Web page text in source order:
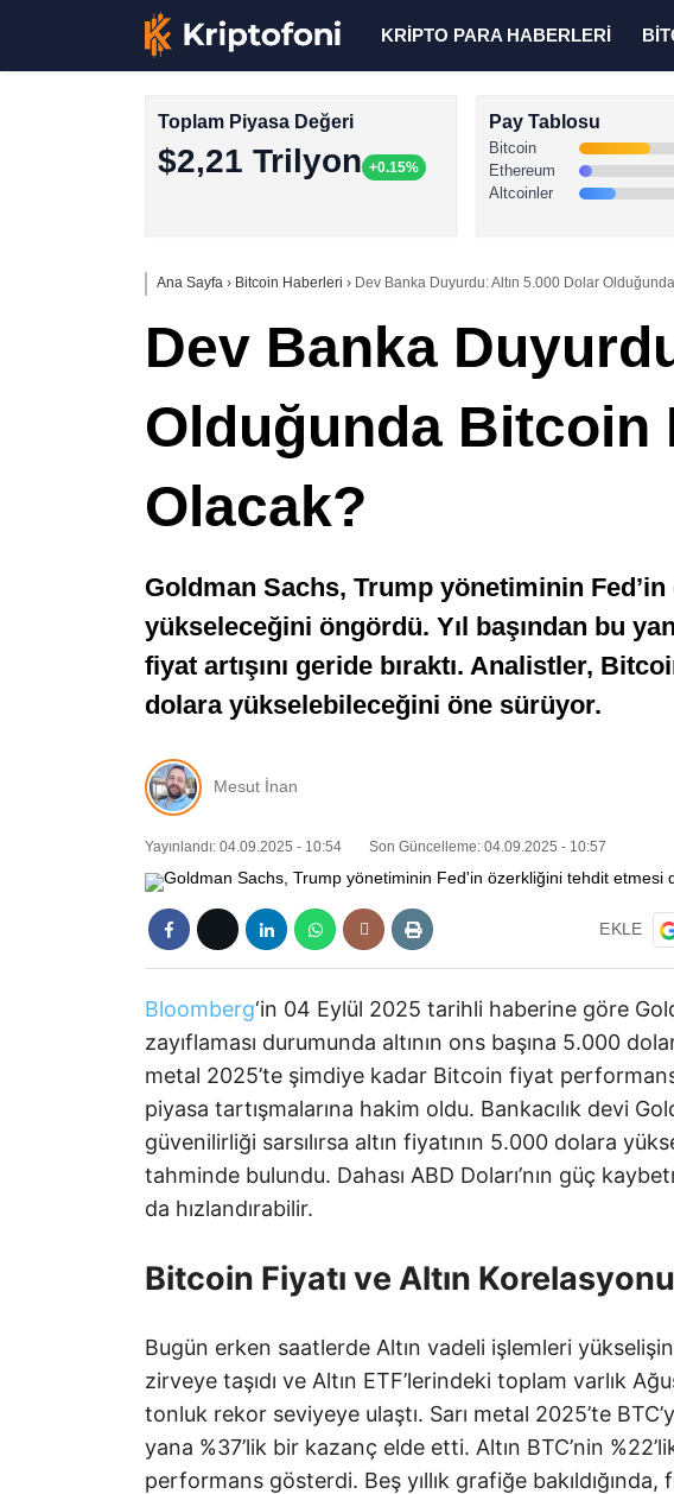
KRİPTO PARA HABERLERİ
Toplam Piyasa Değeri
$2,21 Trilyon +0.15%
Pay Tablosu
Bitcoin
Ethereum
Altcoinler
Ana Sayfa › Bitcoin Haberleri › Dev Banka Duyurdu: Altın 5.000 Dolar
Dev Banka
Olduğunda Bitcoin
Olacak?
Goldman Sachs, Trump yönetiminin
yükseleceğini öngördü. Yıl başından bu
fiyat artışını geride bıraktı. Analistler,
dolara yükselebileceğini öne sürüyor.
Mesut İnan
Yayınlandı: 04.09.2025 - 10:54 Son Güncelleme: 04.09.2025 - 10:57
EKLE
Bloomberg‘in 04 Eylül 2025 tarihli haberine göre
zayıflaması durumunda altının ons başına 5.000
metal 2025’te şimdiye kadar Bitcoin fiyat
piyasa tartışmalarına hakim oldu. Bankacılık devi
güvenilirliği sarsılırsa altın fiyatının 5.000 dolara
tahminde bulundu. Dahası ABD Doları’nın güç
da hızlandırabilir.
Bitcoin Fiyatı ve Altın
Bugün erken saatlerde Altın vadeli işlemleri
zirveye taşıdı ve Altın ETF’lerindeki toplam varlık
tonluk rekor seviyeye ulaştı. Sarı metal 2025’te
yana %37’lik bir kazanç elde etti. Altın BTC’nin
performans gösterdi. Beş yıllık grafiğe bakıldığında,